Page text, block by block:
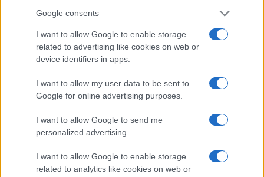
Google consents
I want to allow Google to enable storage
related to advertising like cookies on web or
device identifiers in apps.
I want to allow my user data to be sent to
Google for online advertising purposes.
I want to allow Google to send me
personalized advertising.
I want to allow Google to enable storage
related to analytics like cookies on web or